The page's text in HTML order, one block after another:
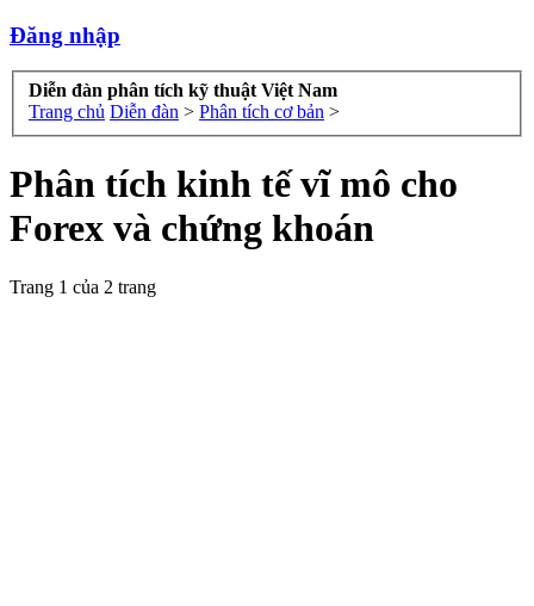
Đăng nhập
Diễn đàn phân tích kỹ thuật Việt Nam
Trang chủ Diễn đàn > Phân tích cơ bản >
Phân tích kinh tế vĩ mô cho
Forex và chứng khoán
Trang 1 của 2 trang